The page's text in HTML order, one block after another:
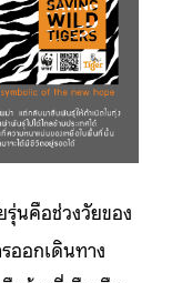
นคือช่วงวัยของ
ออกเดินทาง